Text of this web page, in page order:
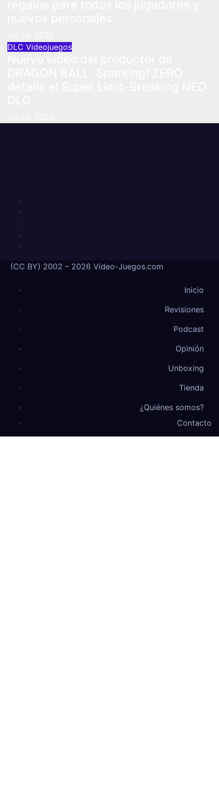
DLC Videojuegos
(CC BY) 2002 – 2026 Video-Juegos.com
Inicio
Revisiones
Podcast
Opinión
Unboxing
Tienda
¿Quiénes somos?
Contacto